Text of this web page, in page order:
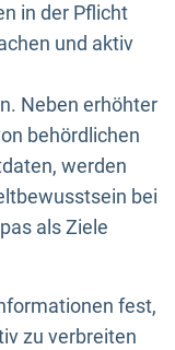
in der Pflicht
und aktiv
Neben erhöhter
behördlichen
werden
bei
als Ziele
fest,
zu verbreiten